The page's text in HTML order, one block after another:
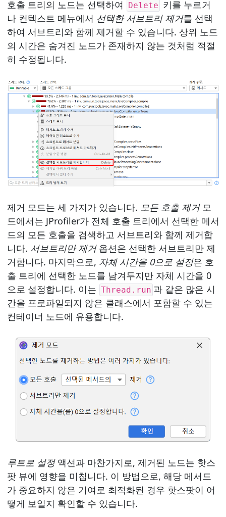
호출 트리의 노드는 선택하여 Delete 키를 누르거
나 컨텍스트 메뉴에서 선택한 서브트리 제거를 선택
하여 서브트리와 함께 제거할 수 있습니다. 상위 노드
의 시간은 숨겨진 노드가 존재하지 않는 것처럼 적절
히 수정됩니다.
제거 모드는 세 가지가 있습니다. 모든 호출 제거모
드에서는 JProfiler가 전체 호출 트리에서 선택한 메서
드의 모든 호출을 검색하고 서브트리와 함께 제거합
니다. 서브트리만 제거옵션은 선택한 서브트리만 제
거합니다. 마지막으로, 자체 시간을 0으로 설정은 호
출 트리에 선택한 노드를 남겨두지만 자체 시간을 0
으로 설정합니다. 이는 Thread.run 과 같은 많은 시
간을 프로파일되지 않은 클래스에서 포함할 수 있는
컨테이너 노드에 유용합니다.
루트로 설정액션과 마찬가지로, 제거된 노드는 핫스
팟 뷰에 영향을 미칩니다. 이 방법으로, 해당 메서드
가 중요하지 않은 기여로 최적화된 경우 핫스팟이 어
떻게 보일지 확인할 수 있습니다.